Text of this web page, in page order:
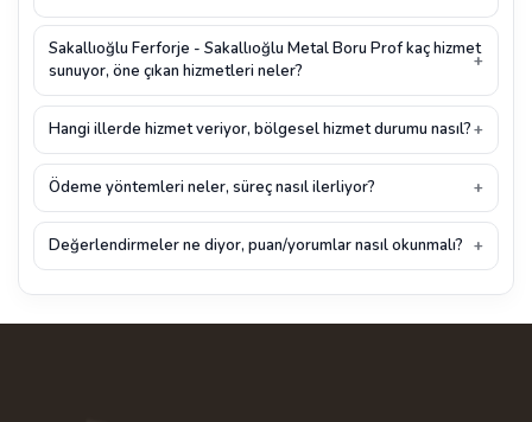
Sakallıoğlu Ferforje - Sakallıoğlu Metal Boru Prof kaç hizmet
sunuyor, öne çıkan hizmetleri neler?
Hangi illerde hizmet veriyor, bölgesel hizmet durumu nasıl?
Ödeme yöntemleri neler, süreç nasıl ilerliyor?
Değerlendirmeler ne diyor, puan/yorumlar nasıl okunmalı?